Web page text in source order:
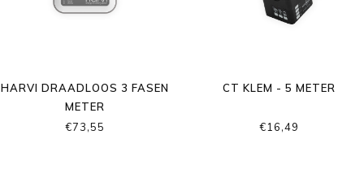
HARVI DRAADLOOS 3 FASEN
METER
€73,55
CT KLEM - 5 METER
€16,49